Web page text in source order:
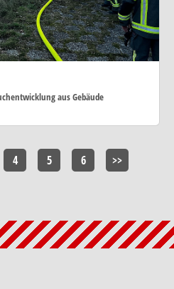
aus Gebäude
4 5 6 >>